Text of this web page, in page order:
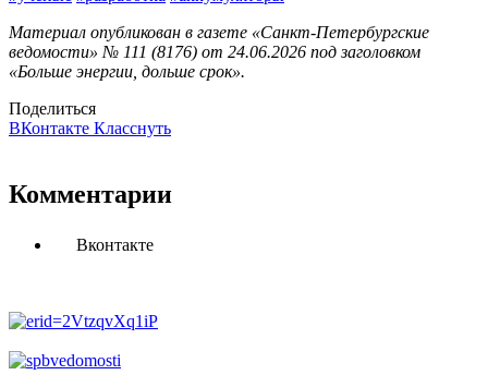
Материал опубликован в газете «Санкт-Петербургские
ведомости» № 111 (8176) от 24.06.2026 под заголовком
«Больше энергии, дольше срок».
Поделиться
ВКонтакте Класснуть
Комментарии
Вконтакте